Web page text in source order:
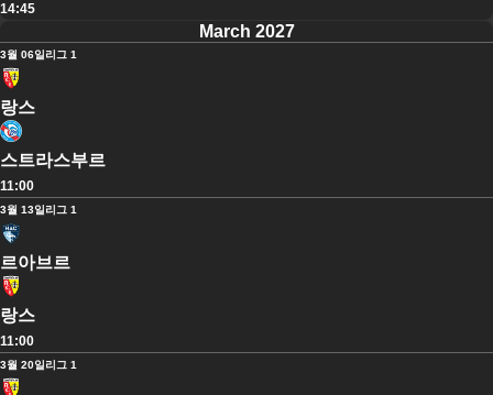
14:45
March 2027
3월 06일리그 1
랑스
스트라스부르
11:00
3월 13일리그 1
르아브르
랑스
11:00
3월 20일리그 1